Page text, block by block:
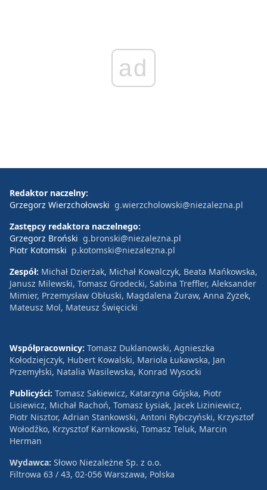
ad
Redaktor naczelny:
Grzegorz Wierzchołowski g.wierzcholowski@niezalezna.pl
Zastępcy redaktora naczelnego:
Grzegorz Broński g.bronski@niezalezna.pl
Piotr Kotomski p.kotomski@niezalezna.pl
Zespół: Michał Dzierżak, Michał Kowalczyk, Beata Mańkowska,
Janusz Milewski, Tomasz Grodecki, Sabina Treffler, Aleksander
Mimier, Przemysław Obłuski, Magdalena Żuraw, Anna Zyzek,
Mateusz Mol, Mateusz Święcicki
Współpracownicy: Tomasz Duklanowski, Agnieszka
Kołodziejczyk, Hubert Kowalski, Mariola Łukawska, Jan
Przemyłski, Natalia Wasilewska, Konrad Wysocki
Publicyści: Tomasz Sakiewicz, Katarzyna Gójska, Piotr
Lisiewicz, Michał Rachoń, Tomasz Łysiak, Jacek Liziniewicz,
Piotr Nisztor, Adrian Stankowski, Antoni Rybczyński, Krzysztof
Wołodźko, Krzysztof Karnkowski, Tomasz Teluk, Marcin
Herman
Wydawca: Słowo Niezależne Sp. z o.o.
Filtrowa 63 / 43, 02-056 Warszawa, Polska